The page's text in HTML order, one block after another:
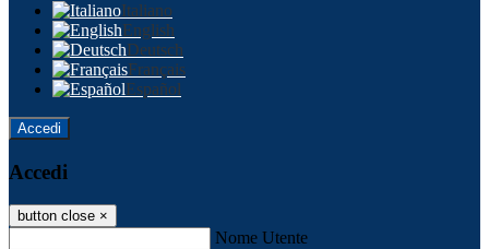
Italiano
English
Deutsch
Français
Español
Accedi
Accedi
button close ×
Nome Utente